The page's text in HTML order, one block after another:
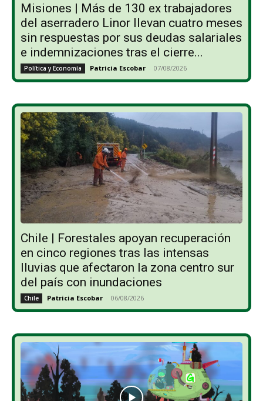
Misiones | Más de 130 ex trabajadores
del aserradero Linor llevan cuatro meses
sin respuestas por sus deudas salariales
e indemnizaciones tras el cierre...
Política y Economía Patricia Escobar - 07/08/2026
Chile | Forestales apoyan recuperación
en cinco regiones tras las intensas
lluvias que afectaron la zona centro sur
del país con inundaciones
Chile Patricia Escobar - 06/08/2026